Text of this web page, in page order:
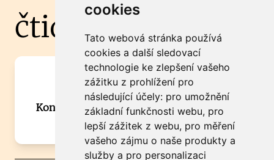
cookies
Tato webová stránka používá
cookies a další sledovací
technologie ke zlepšení vašeho
zážitku z prohlížení pro
následující účely: pro umožnění
základní funkčnosti webu, pro
lepší zážitek z webu, pro měření
vašeho zájmu o naše produkty a
služby a pro personalizaci
čtidoma.cz
Máte zajímavou informaci? Chcete
spolupracovat?
Kontaktujte šéfredaktora Martina Chalupu:
chalupa@ctidoma.cz